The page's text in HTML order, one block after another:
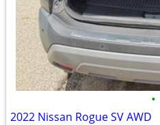
•
2022 Nissan Rogue SV AWD